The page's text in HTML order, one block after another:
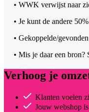
• WWK verwijst naar
• Je kunt de andere
• Gekoppelde/
• Mis je daar een
Verhoog je
Klanten voelen
Jouw webshop